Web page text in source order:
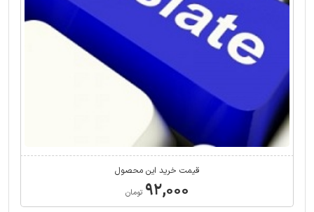
قیمت خرید این محصول
۹۲,۰۰۰ تومان